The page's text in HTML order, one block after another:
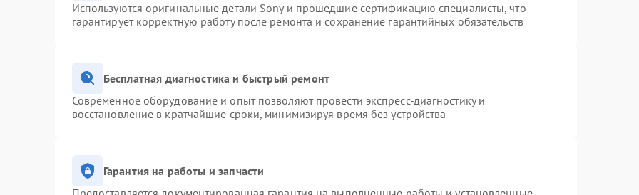
Используются оригинальные детали Sony и прошедшие сертификацию специалисты, что
гарантирует корректную работу после ремонта и сохранение гарантийных обязательств
Бесплатная диагностика и быстрый ремонт
Современное оборудование и опыт позволяют провести экспресс-диагностику и
восстановление в кратчайшие сроки, минимизируя время без устройства
Гарантия на работы и запчасти